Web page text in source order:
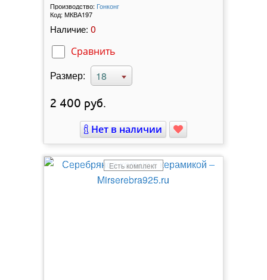
Производство: Гонконг
Код: МКВА197
Наличие: 0
Сравнить
Размер: 18
2 400 руб.
Нет в наличии
Есть комплект